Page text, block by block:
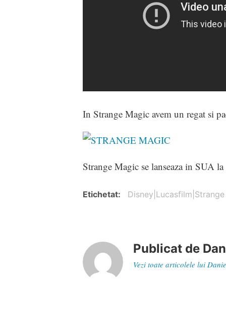
In Strange Magic avem un regat si
Strange Magic se lanseaza in SUA
Etichetat
Publicat de
Vezi toate articolele lui